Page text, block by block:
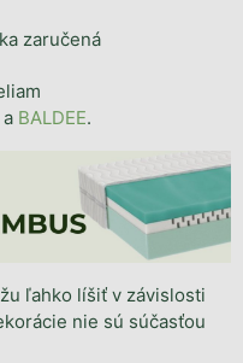
zaručená
a BALDEE.
ľahko líšiť v závislosti
nie sú súčasťou